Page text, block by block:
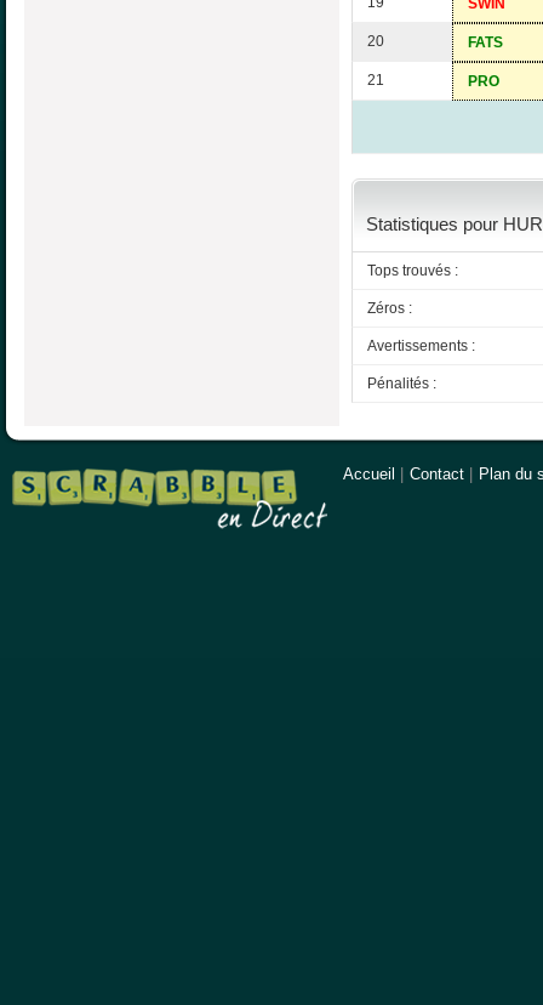
SWIN
20 FATS
21 PRO
Statistiques pour
Tops trouvés :
Zéros :
Avertissements :
Pénalités :
Accueil Contact Plan du